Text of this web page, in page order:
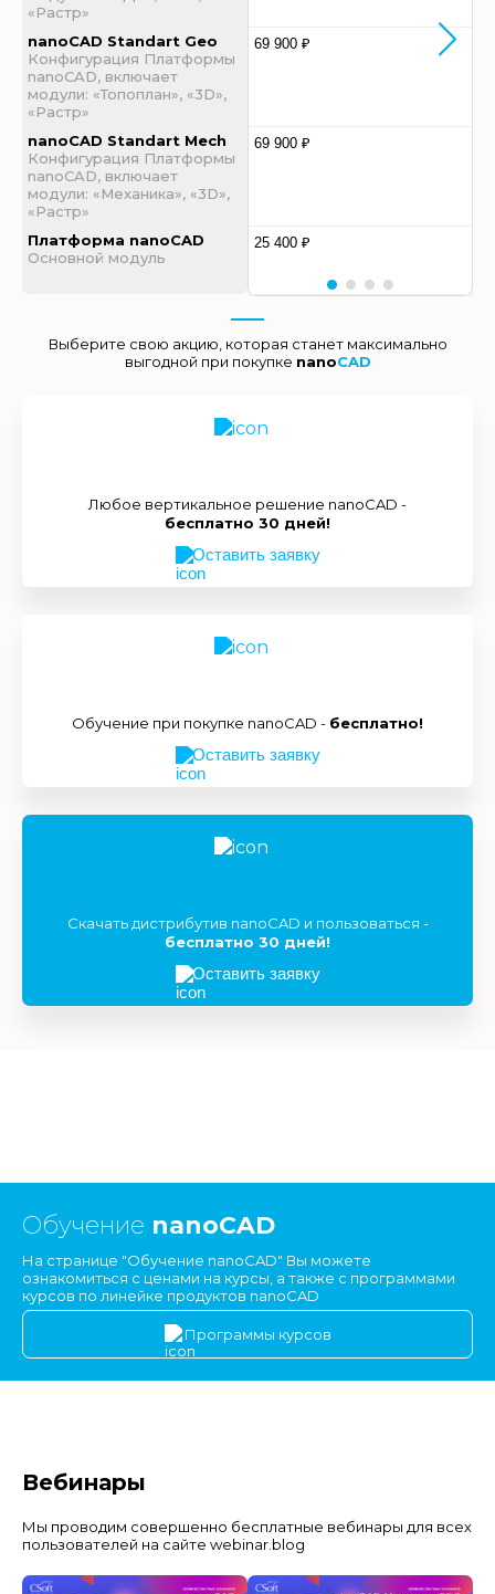
«Растр»
nanoCAD Standart Geo
Конфигурация Платформы
nanoCAD, включает
модули: «Топоплан», «3D»,
«Растр»
nanoCAD Standart Mech
Конфигурация Платформы
nanoCAD, включает
модули: «Механика», «3D»,
«Растр»
Платформа nanoCAD
Основной модуль
69 900 ₽
69 900 ₽
25 400 ₽
Выберите свою акцию, которая станет максимально
выгодной при покупке nanoCAD
Любое вертикальное решение nanoCAD -
бесплатно 30 дней!
Оставить заявку
Обучение при покупке nanoCAD - бесплатно!
Оставить заявку
Скачать дистрибутив nanoCAD и пользоваться -
бесплатно 30 дней!
Оставить заявку
Обучение nanoCAD
На странице "Обучение nanoCAD" Вы можете
ознакомиться с ценами на курсы, а также с программами
курсов по линейке продуктов nanoCAD
Программы курсов
Вебинары
Мы проводим совершенно бесплатные вебинары для всех
пользователей на сайте webinar.blog